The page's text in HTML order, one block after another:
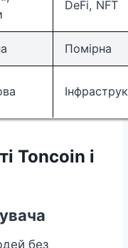
DeFi, NFT
Помірна
Toncoin і
без